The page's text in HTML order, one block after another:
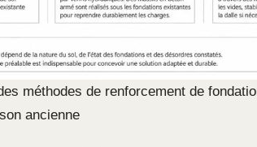
méthodes de renforcement de
ancienne